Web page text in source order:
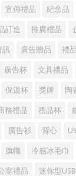
數量當...
宣傳禮品 紀念品
訂造 推廣禮品
訊 廣告贈品 禮品
廣告杯 文具禮品
保溫杯 獎牌 陶
務禮品 禮品杯
廣告衫 背心
旗幟 冷感冰毛巾
室禮品 迷你型